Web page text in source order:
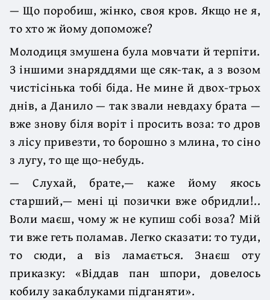
— Що поробиш, жінко, своя кров. Якщо не я,
то хто ж йому допоможе?
Молодиця змушена була мовчати й терпіти.
З іншими знаряддями ще сяк-так, а з возом
чистісінька тобі біда. Не мине й двох-трьох
днів, а Данило — так звали невдаху брата —
вже знову біля воріт і просить воза: то дров
з лісу привезти, то борошно з млина, то сіно
з лугу, то ще що-небудь.
— Слухай, брате,— каже йому якось
старший,— мені ці позички вже обридли!..
Воли маєш, чому ж не купиш собі воза? Мій
ти вже геть поламав. Легко сказати: то туди,
то сюди, а віз ламається. Знаєш оту
приказку: «Віддав пан шпори, довелось
кобилу закаблуками підганяти».